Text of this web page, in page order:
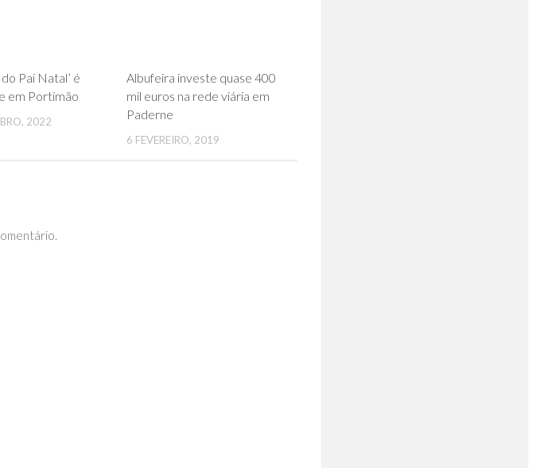
Pai Natal’ é
em Portimão
2022
Albufeira investe quase 400
mil euros na rede viária em
Paderne
6 FEVEREIRO, 2019